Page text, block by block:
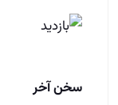
سخن آخر